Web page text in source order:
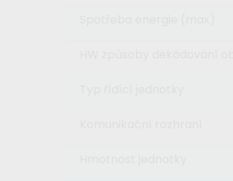
HW způsoby dekódování